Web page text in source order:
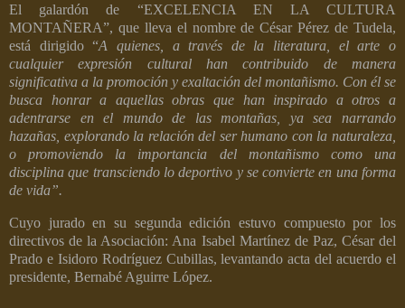
El galardón de “EXCELENCIA EN LA CULTURA
MONTAÑERA”, que lleva el nombre de César Pérez de Tudela,
está dirigido “A quienes, a través de la literatura, el arte o
cualquier expresión cultural han contribuido de manera
significativa a la promoción y exaltación del montañismo. Con él se
busca honrar a aquellas obras que han inspirado a otros a
adentrarse en el mundo de las montañas, ya sea narrando
hazañas, explorando la relación del ser humano con la naturaleza,
o promoviendo la importancia del montañismo como una
disciplina que transciendo lo deportivo y se convierte en una forma
de vida”.
Cuyo jurado en su segunda edición estuvo compuesto por los
directivos de la Asociación: Ana Isabel Martínez de Paz, César del
Prado e Isidoro Rodríguez Cubillas, levantando acta del acuerdo el
presidente, Bernabé Aguirre López.